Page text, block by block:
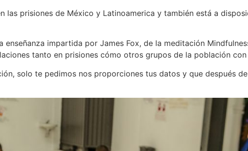
las prisiones de México y Latinoamerica y también está a
enseñanza impartida por James Fox, de la meditación
tanto en prisiones cómo otros grupos de la población
solo te pedimos nos proporciones tus datos y que después